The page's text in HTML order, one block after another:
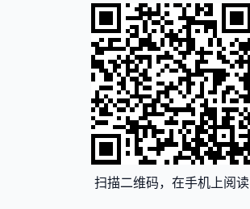
扫描二维码，在手机上阅读